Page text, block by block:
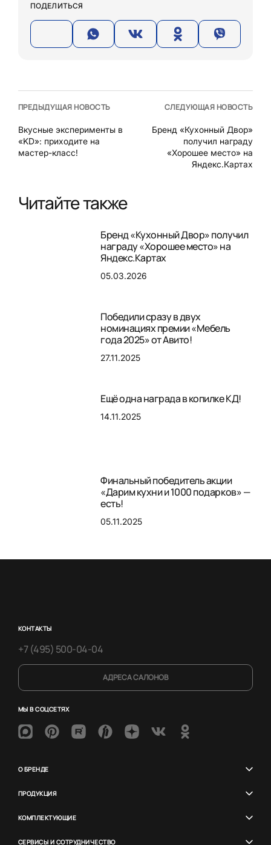
ПОДЕЛИТЬСЯ
ПРЕДЫДУЩАЯ НОВОСТЬ
Вкусные эксперименты в
«KD»: приходите на
мастер-класс!
СЛЕДУЮЩАЯ НОВОСТЬ
Бренд «Кухонный Двор»
получил награду
«Хорошее место» на
Яндекс.Картах
Читайте также
Бренд «Кухонный Двор» получил
награду «Хорошее место» на
Яндекс.Картах
05.03.2026
Победили сразу в двух
номинациях премии «Мебель
года 2025» от Авито!
27.11.2025
Ещё одна награда в копилке КД!
14.11.2025
Финальный победитель акции
«Дарим кухни и 1000 подарков» —
есть!
05.11.2025
КОНТАКТЫ
+7 (495) 500-04-04
АДРЕСА САЛОНОВ
МЫ В СОЦСЕТЯХ
О БРЕНДЕ
ПРОДУКЦИЯ
КОМПЛЕКТУЮЩИЕ
СЕРВИСЫ И СОТРУДНИЧЕСТВО